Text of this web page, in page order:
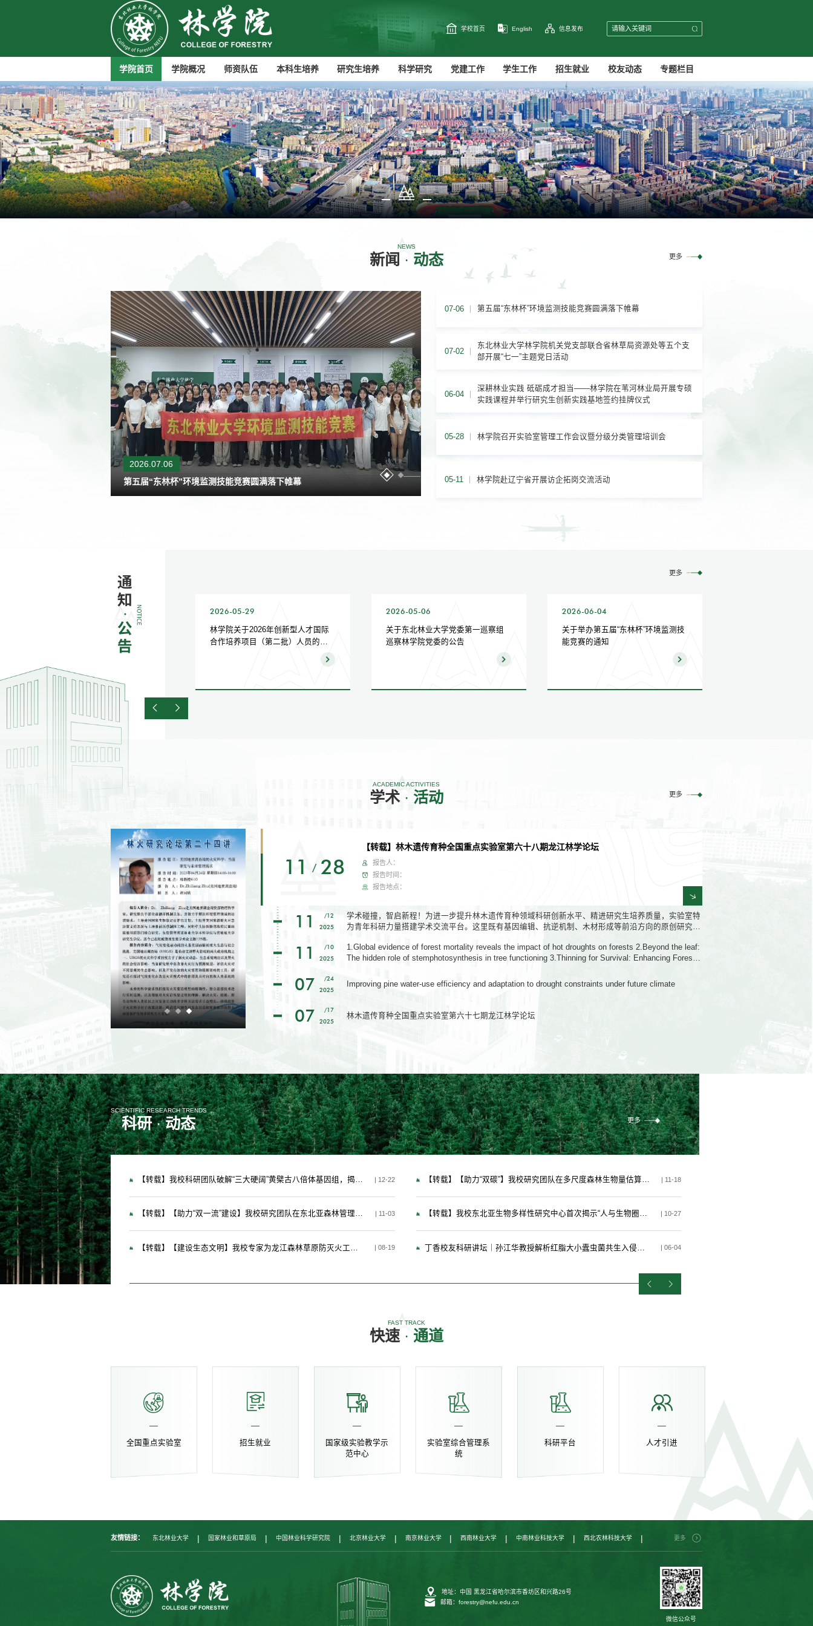
学校首页 English 信息发布
学院首页 学院概况 师资队伍 本科生培养 研究生培养 科学研究 党建工作 学生工作 招生就业 校友动态 专题栏目
NEWS
新闻 · 动态 更多
2026.07.06
第五届“东林杯”环境监测技能竞赛圆满落下帷幕
07-06 第五届“东林杯”环境监测技能竞赛圆满落下帷幕
07-02
东北林业大学林学院机关党支部联合省林草局资源处等五个支
部开展“七一”主题党日活动
06-04
深耕林业实践 砥砺成才担当——林学院在苇河林业局开展专硕
实践课程并举行研究生创新实践基地签约挂牌仪式
05-28 林学院召开实验室管理工作会议暨分级分类管理培训会
05-11 林学院赴辽宁省开展访企拓岗交流活动
更多
关于举办第五届“东林杯”环境监测技
2026-05-29
林学院关于2026年创新型人才国际
合作培养项目（第二批）人员的公
2026-05-06
关于东北林业大学党委第一巡察组
巡察林学院党委的公告
2026-06-04
关于举办第五届“东林杯”环境监测技
能竞赛的通知
ACADEMIC ACTIVITIES
学术 · 活动 更多
11 / 28
【转载】林木遗传育种全国重点实验室第六十八期龙江林学论坛
报告人：
报告时间：
报告地点：
11
/12
2025
学术碰撞，智启新程！为进一步提升林木遗传育种领域科研创新水平、精进研究生培养质量，实验室特
为青年科研力量搭建学术交流平台。这里既有基因编辑、抗逆机制、木材形成等前沿方向的原创研究分
导，让观点交锋、经验互鉴成为学术成长的催化剂。诚邀各位老师、同学共赴这场交流盛宴，在思维碰
撞中凝聚共识，在深度探讨中开拓新局，携手推动学科高质量发展！
11
/10
2025
1.Global evidence of forest mortality reveals the impact of hot droughts on forests 2.Beyond the leaf:
The hidden role of stemphotosynthesis in tree functioning 3.Thinning for Survival: Enhancing Forest
07
/24
2025
Improving pine water-use efficiency and adaptation to drought constraints under future climate
07
/17
2025
林木遗传育种全国重点实验室第六十七期龙江林学论坛
SCIENTIFIC RESEARCH TRENDS
科研· 动态 更多
【转载】我校科研团队联合国内外多家单位发表关于植物细胞壁研究的现状和机遇的综述文章 | 12-20 【转载】我校科研团队破解“三大硬阔”黄檗古八倍体基因组，揭示转座子驱动黄连素合成途径进化机制 | 12-22 【转载】【助力“双碳”】我校研究团队在多尺度森林生物量估算方向取得新进展 | 11-18
【转载】【助力“双一流”建设】我校研究团队在东北亚森林管理的干预效应方面取得新进展 | 11-03 【转载】我校东北亚生物多样性研究中心首次揭示“人与生物圈计划”与“昆蒙框架”的协同增效潜力 | 10-27
| 08-19 | 06-04
FAST TRACK
快速 · 通道
全国重点实验室 招生就业
国家级实验教学示
范中心
实验室综合管理系
统
科研平台 人才引进
友情链接： 东北林业大学 | 国家林业和草原局 | 中国林业科学研究院 | 北京林业大学 | 南京林业大学 | 西南林业大学 | 中南林业科技大学 | 西北农林科技大学 |
福建农林大学 | 内蒙古农业大学
更多
地址：中国 黑龙江省哈尔滨市香坊区和兴路26号
邮箱：forestry@nefu.edu.cn
微信公众号